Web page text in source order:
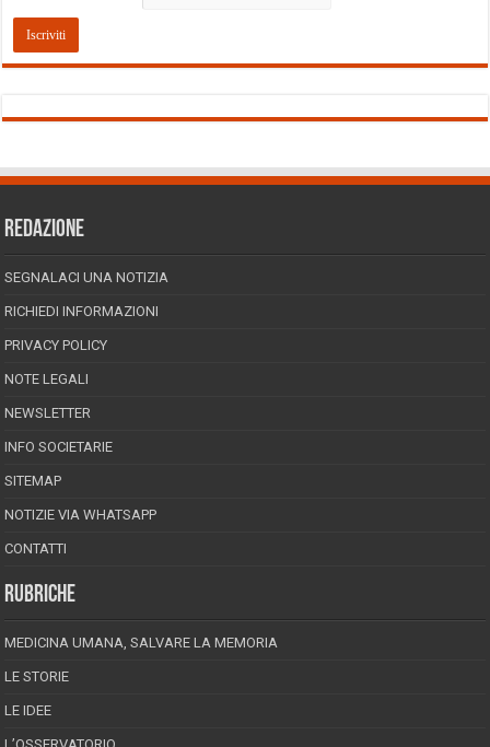
REDAZIONE
SEGNALACI UNA NOTIZIA
RICHIEDI INFORMAZIONI
PRIVACY POLICY
NOTE LEGALI
NEWSLETTER
INFO SOCIETARIE
SITEMAP
NOTIZIE VIA WHATSAPP
CONTATTI
RUBRICHE
MEDICINA UMANA, SALVARE LA MEMORIA
LE STORIE
LE IDEE